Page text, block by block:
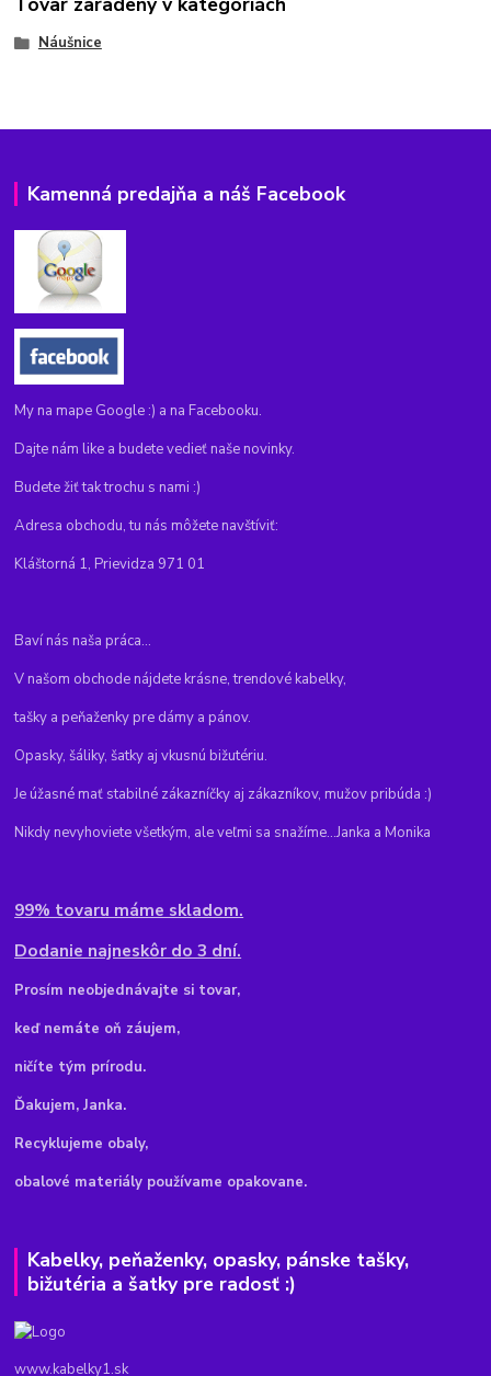
Náušnice
Kamenná predajňa a náš Facebook
My na mape Google :) a na Facebooku.
Dajte nám like a budete vedieť naše novinky.
Budete žiť tak trochu s nami :)
Adresa obchodu, tu nás môžete navštíviť:
Kláštorná 1, Prievidza 971 01
Baví nás naša práca...
V našom obchode nájdete krásne, trendové kabelky,
tašky a peňaženky pre dámy a pánov.
Opasky, šáliky, šatky aj vkusnú bižutériu.
Je úžasné mať stabilné zákazníčky aj zákazníkov, mužov pribúda :)
Nikdy nevyhoviete všetkým, ale veľmi sa snažíme...Janka a Monika
99% tovaru máme skladom.
Dodanie najneskôr do 3 dní.
Prosím neobjednávajte si tovar,
keď nemáte oň záujem,
ničíte tým prírodu.
Ďakujem, Janka.
Recyklujeme obaly,
obalové materiály používame opakovane.
Kabelky, peňaženky, opasky, pánske tašky,
bižutéria a šatky pre radosť :)
www.kabelky1.sk